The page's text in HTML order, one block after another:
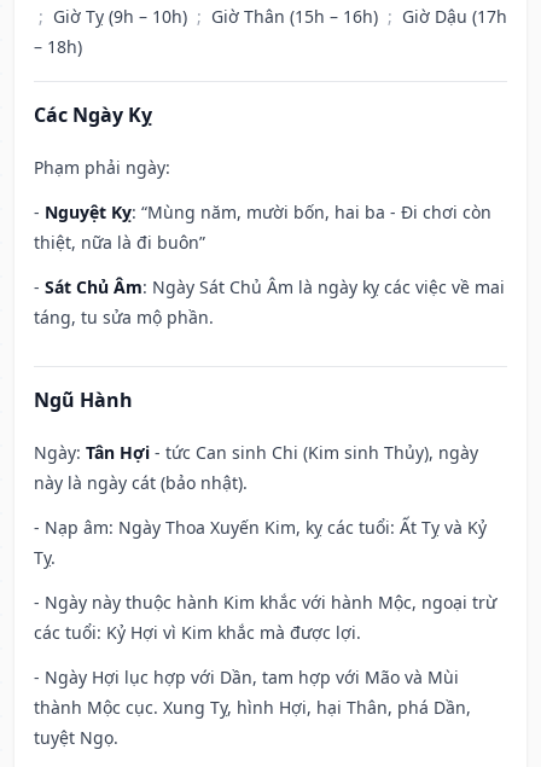
; Giờ Tỵ (9h – 10h) ; Giờ Thân (15h – 16h) ; Giờ Dậu (17h
– 18h)
Các Ngày Kỵ
Phạm phải ngày:
- Nguyệt Kỵ: “Mùng năm, mười bốn, hai ba - Đi chơi còn
thiệt, nữa là đi buôn”
- Sát Chủ Âm: Ngày Sát Chủ Âm là ngày kỵ các việc về mai
táng, tu sửa mộ phần.
Ngũ Hành
Ngày: Tân Hợi - tức Can sinh Chi (Kim sinh Thủy), ngày
này là ngày cát (bảo nhật).
- Nạp âm: Ngày Thoa Xuyến Kim, kỵ các tuổi: Ất Tỵ và Kỷ
Tỵ.
- Ngày này thuộc hành Kim khắc với hành Mộc, ngoại trừ
các tuổi: Kỷ Hợi vì Kim khắc mà được lợi.
- Ngày Hợi lục hợp với Dần, tam hợp với Mão và Mùi
thành Mộc cục. Xung Tỵ, hình Hợi, hại Thân, phá Dần,
tuyệt Ngọ.